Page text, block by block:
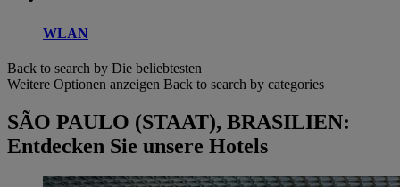
WLAN
Back to search by Die beliebtesten
Weitere Optionen anzeigen Back to search by categories
SÃO PAULO (STAAT), BRASILIEN:
Entdecken Sie unsere Hotels